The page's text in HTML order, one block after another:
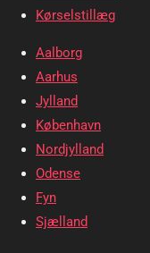
Kørselstillæg
Aalborg
Aarhus
Jylland
København
Nordjylland
Odense
Fyn
Sjælland